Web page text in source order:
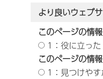
より良いウェブ
このページの情
1：役に立った
このページの情
1：見つけや